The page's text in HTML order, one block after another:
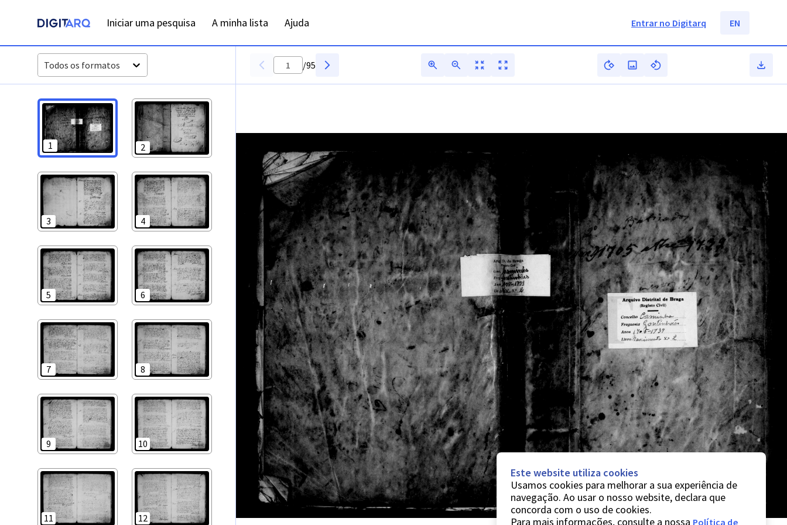
Iniciar uma pesquisa A minha lista Ajuda Entrar no Digitarq EN
Todos os formatos
1 2
3 4
5 6
7 8
9 10
11 12
/95
Este website utiliza cookies
Usamos cookies para melhorar a sua experiência de
navegação. Ao usar o nosso website, declara que
concorda com o uso de cookies.
Para mais informações, consulte a nossa Política de